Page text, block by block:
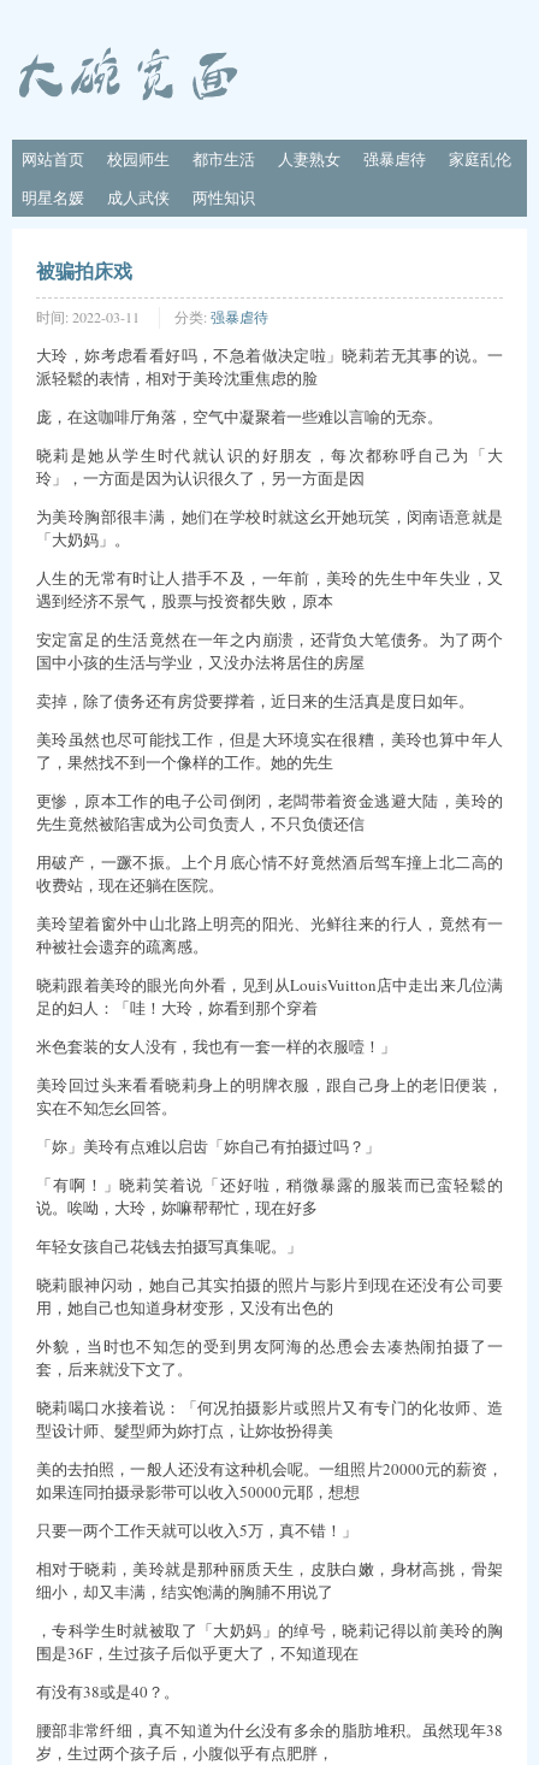
网站首页 校园师生 都市生活 人妻熟女 强暴虐待
家庭乱伦
明星名媛
成人武侠 两性知识
被骗拍床戏
时间: 2022-03-11 分类: 强暴虐待
大玲，妳考虑看看好吗，不急着做决定啦」晓莉若无其事的说。一
派轻鬆的表情，相对于美玲沈重焦虑的脸
庞，在这咖啡厅角落，空气中凝聚着一些难以言喻的无奈。
晓莉是她从学生时代就认识的好朋友，每次都称呼自己为「大
玲」，一方面是因为认识很久了，另一方面是因
为美玲胸部很丰满，她们在学校时就这幺开她玩笑，闵南语意就是
「大奶妈」。
人生的无常有时让人措手不及，一年前，美玲的先生中年失业，又
遇到经济不景气，股票与投资都失败，原本
安定富足的生活竟然在一年之内崩溃，还背负大笔债务。为了两个
国中小孩的生活与学业，又没办法将居住的房屋
卖掉，除了债务还有房贷要撑着，近日来的生活真是度日如年。
美玲虽然也尽可能找工作，但是大环境实在很糟，美玲也算中年人
了，果然找不到一个像样的工作。她的先生
更惨，原本工作的电子公司倒闭，老闆带着资金逃避大陆，美玲的
先生竟然被陷害成为公司负责人，不只负债还信
用破产，一蹶不振。上个月底心情不好竟然酒后驾车撞上北二高的
收费站，现在还躺在医院。
美玲望着窗外中山北路上明亮的阳光、光鲜往来的行人，竟然有一
种被社会遗弃的疏离感。
晓莉跟着美玲的眼光向外看，见到从LouisVuitton店中走出来几位满
足的妇人：「哇！大玲，妳看到那个穿着
米色套装的女人没有，我也有一套一样的衣服噎！」
美玲回过头来看看晓莉身上的明牌衣服，跟自己身上的老旧便装，
实在不知怎幺回答。
「妳」美玲有点难以启齿「妳自己有拍摄过吗？」
「有啊！」晓莉笑着说「还好啦，稍微暴露的服装而已蛮轻鬆的
说。唉呦，大玲，妳嘛帮帮忙，现在好多
年轻女孩自己花钱去拍摄写真集呢。」
晓莉眼神闪动，她自己其实拍摄的照片与影片到现在还没有公司要
用，她自己也知道身材变形，又没有出色的
外貌，当时也不知怎的受到男友阿海的怂恿会去凑热闹拍摄了一
套，后来就没下文了。
晓莉喝口水接着说：「何况拍摄影片或照片又有专门的化妆师、造
型设计师、髮型师为妳打点，让妳妆扮得美
美的去拍照，一般人还没有这种机会呢。一组照片20000元的薪资，
如果连同拍摄录影带可以收入50000元耶，想想
只要一两个工作天就可以收入5万，真不错！」
相对于晓莉，美玲就是那种丽质天生，皮肤白嫩，身材高挑，骨架
细小，却又丰满，结实饱满的胸脯不用说了
，专科学生时就被取了「大奶妈」的绰号，晓莉记得以前美玲的胸
围是36F，生过孩子后似乎更大了，不知道现在
有没有38或是40？。
腰部非常纤细，真不知道为什幺没有多余的脂肪堆积。虽然现年38
岁，生过两个孩子后，小腹似乎有点肥胖，